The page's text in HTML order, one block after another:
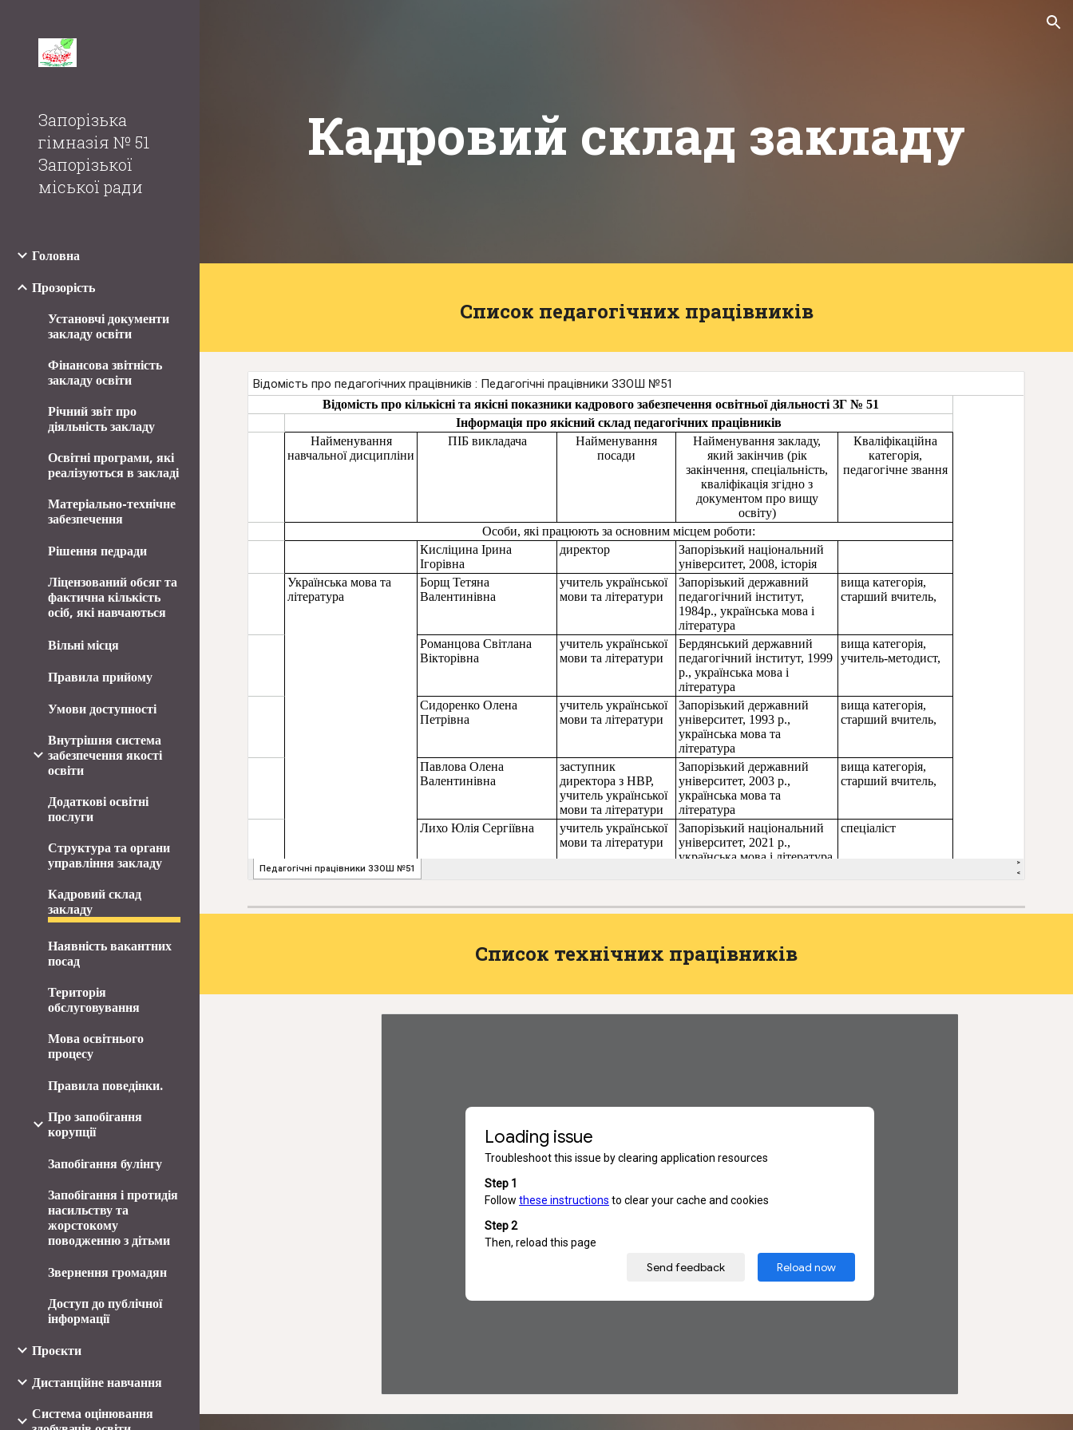
Запорізька
гімназія № 51
Запорізької
міської ради
Головна
Прозорість
Установчі документи
закладу освіти
Фінансова звітність
закладу освіти
Річний звіт про
діяльність закладу
Освітні програми, які
реалізуються в закладі
Матеріально-технічне
забезпечення
Рішення педради
Ліцензований обсяг та
фактична кількість
осіб, які навчаються
Вільні місця
Правила прийому
Умови доступності
Внутрішня система
забезпечення якості
освіти
Додаткові освітні
послуги
Структура та органи
управління закладу
Кадровий склад
закладу
Наявність вакантних
посад
Територія
обслуговування
Мова освітнього
процесу
Правила поведінки.
Про запобігання
корупції
Запобігання булінгу
Запобігання і протидія
насильству та
жорстокому
поводженню з дітьми
Звернення громадян
Доступ до публічної
інформації
Проєкти
Дистанційне навчання
Система оцінювання
Кадровий склад закладу
Список педагогічних працівників
Список технічних працівників